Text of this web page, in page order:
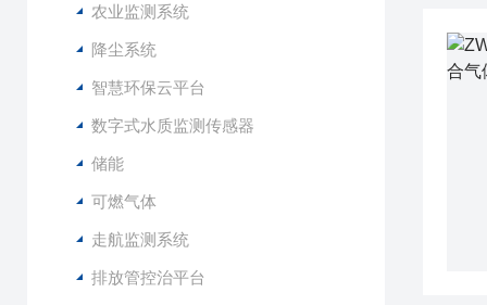
农业监测系统
降尘系统
智慧环保云平台
数字式水质监测传感器
储能
可燃气体
走航监测系统
排放管控治平台